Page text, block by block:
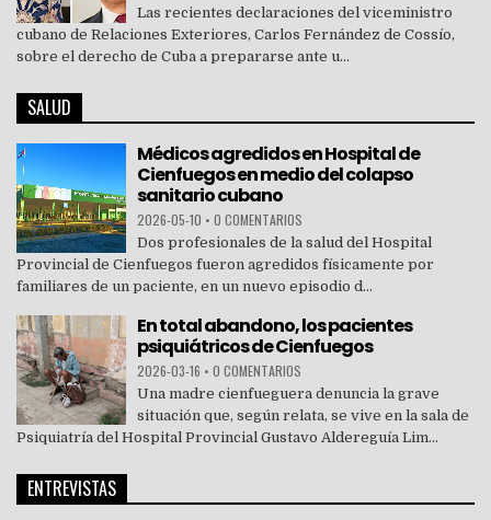
Las recientes declaraciones del viceministro
cubano de Relaciones Exteriores, Carlos Fernández de Cossío,
sobre el derecho de Cuba a prepararse ante u...
SALUD
Médicos agredidos en Hospital de
Cienfuegos en medio del colapso
sanitario cubano
2026-05-10 • 0 COMENTARIOS
Dos profesionales de la salud del Hospital
Provincial de Cienfuegos fueron agredidos físicamente por
familiares de un paciente, en un nuevo episodio d...
En total abandono, los pacientes
psiquiátricos de Cienfuegos
2026-03-16 • 0 COMENTARIOS
Una madre cienfueguera denuncia la grave
situación que, según relata, se vive en la sala de
Psiquiatría del Hospital Provincial Gustavo Aldereguía Lim...
ENTREVISTAS